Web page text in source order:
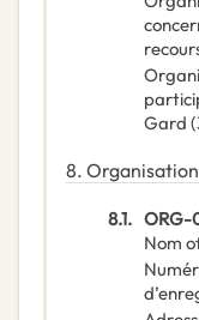
Gard
8.
8.1. ORG-
Nom